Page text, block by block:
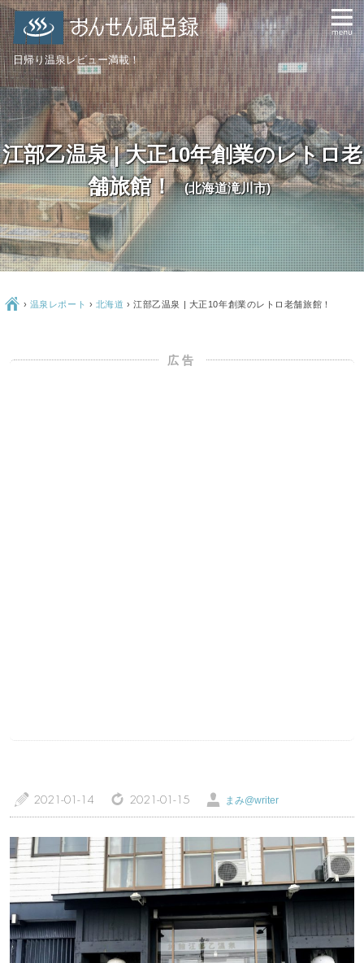
トップページ 温泉レポート
特徴・こだわりで選ぶ エリアから選ぶ
管理人随筆 当サイトについて
日帰り温泉レビュー満載！
江部乙温泉 | 大正10年創業のレトロ老
舗旅館！
(北海道滝川市)
Ç › 温泉レポート › 北海道 ›江部乙温泉 | 大正10年創業のレトロ老舗旅館！
a 2021-01-14 z 2021-01-15 Ü まみ@writer